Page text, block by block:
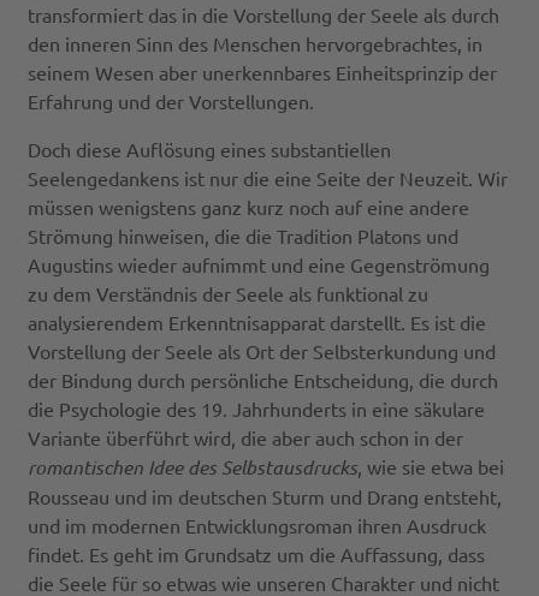
transformiert das in die Vorstellung der Seele als durch
den inneren Sinn des Menschen hervorgebrachtes, in
seinem Wesen aber unerkennbares Einheitsprinzip der
Erfahrung und der Vorstellungen.
Doch diese Auflösung eines substantiellen
Seelengedankens ist nur die eine Seite der Neuzeit. Wir
müssen wenigstens ganz kurz noch auf eine andere
Strömung hinweisen, die die Tradition Platons und
Augustins wieder aufnimmt und eine Gegenströmung
zu dem Verständnis der Seele als funktional zu
analysierendem Erkenntnisapparat darstellt. Es ist die
Vorstellung der Seele als Ort der Selbsterkundung und
der Bindung durch persönliche Entscheidung, die durch
die Psychologie des 19. Jahrhunderts in eine säkulare
Variante überführt wird, die aber auch schon in der
romantischen Idee des Selbstausdrucks , wie sie etwa bei
Rousseau und im deutschen Sturm und Drang entsteht,
und im modernen Entwicklungsroman ihren Ausdruck
findet. Es geht im Grundsatz um die Auffassung, dass
die Seele für so etwas wie unseren Charakter und nicht